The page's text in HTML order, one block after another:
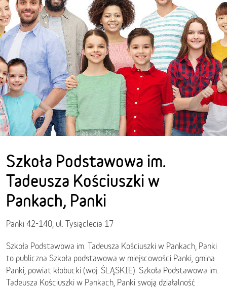
Szkoła Podstawowa im.
Tadeusza Kościuszki w
Pankach, Panki
Panki 42-140, ul. Tysiąclecia 17
Szkoła Podstawowa im. Tadeusza Kościuszki w Pankach, Panki
to publiczna Szkoła podstawowa w miejscowości Panki, gmina
Panki, powiat kłobucki (woj. ŚLĄSKIE). Szkoła Podstawowa im.
Tadeusza Kościuszki w Pankach, Panki swoją działalność